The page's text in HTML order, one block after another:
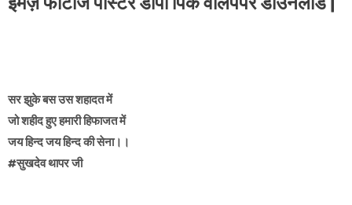
सर झुके बस उस शहादत में
जो शहीद हुए हमारी हिफाजत में
जय हिन्द जय हिन्द की सेना।।
#सुखदेव थापर जी